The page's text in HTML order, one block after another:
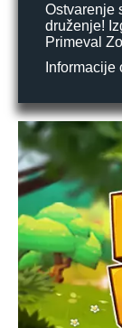
Ostvarenje
druženje!
Primeval
Informacije